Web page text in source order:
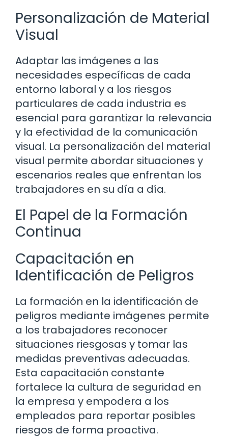
Personalización de Material
Visual
Adaptar las imágenes a las
necesidades específicas de cada
entorno laboral y a los riesgos
particulares de cada industria es
esencial para garantizar la relevancia
y la efectividad de la comunicación
visual. La personalización del material
visual permite abordar situaciones y
escenarios reales que enfrentan los
trabajadores en su día a día.
El Papel de la Formación
Continua
Capacitación en
Identificación de Peligros
La formación en la identificación de
peligros mediante imágenes permite
a los trabajadores reconocer
situaciones riesgosas y tomar las
medidas preventivas adecuadas.
Esta capacitación constante
fortalece la cultura de seguridad en
la empresa y empodera a los
empleados para reportar posibles
riesgos de forma proactiva.